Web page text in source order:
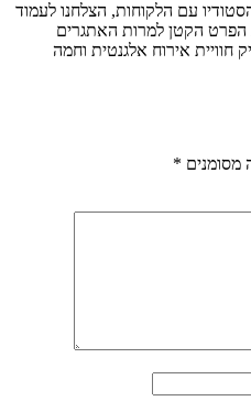
עם הלקוחות, הצלחנו לעמוד
הפרט הקטן למרות האתגרים
חוויית אירוח אלגנטית וחמה
מסומנים *